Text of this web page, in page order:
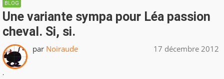
BLOG
Une variante sympa pour Léa passion
cheval. Si, si.
par Noiraude 17 décembre 2012
.